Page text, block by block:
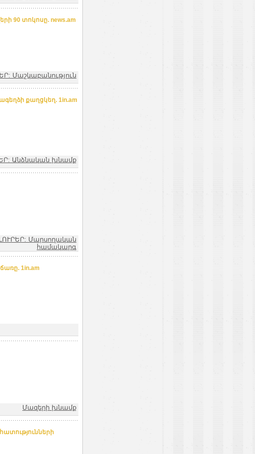
90 տոկոսը. news.am
Մաշկաբանություն
քաղցկեղ. 1in.am
Անձնական խնամք
Մարսողական
համակարգ
1in.am
Մազերի խնամք